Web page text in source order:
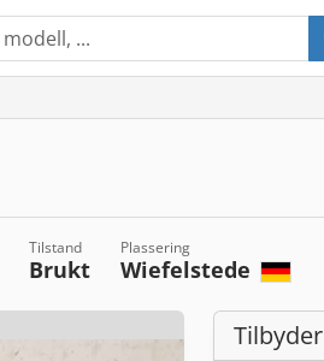
Tilstand
Brukt
Plassering
Wiefelstede
Tilbyder